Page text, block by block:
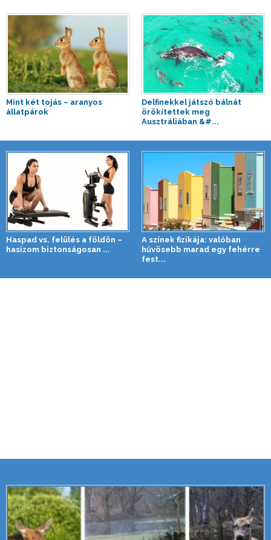
Mint két tojás – aranyos
állatpárok
Delfinekkel játszó bálnát
örökítettek meg
Ausztráliában &#...
Haspad vs. felülés a földön –
hasizom biztonságosan ...
A színek fizikája: valóban
hűvösebb marad egy fehérre
fest...